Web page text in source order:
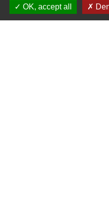
Commune
1 rue
OK, accept all